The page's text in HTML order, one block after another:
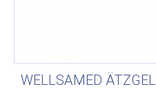
WELLSAMED ÄTZGEL